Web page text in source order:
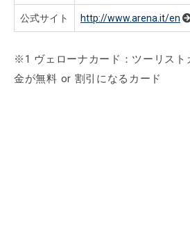
公式サイト http://www.arena.it/en
※1 ヴェローナカード：ツーリスト
金が無料 or 割引になるカード